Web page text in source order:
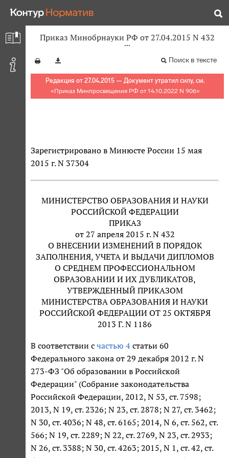
Приказ Минобрнауки РФ от 27.04.2015 N 432
Поиск в тексте
Редакция от 27.04.2015 — Документ утратил силу, см.
«Приказ Минпросвещения РФ от 14.10.2022 N 906»
Зарегистрировано в Минюсте России 15 мая
2015 г. N 37304
МИНИСТЕРСТВО ОБРАЗОВАНИЯ И НАУКИ
РОССИЙСКОЙ ФЕДЕРАЦИИ
ПРИКАЗ
от 27 апреля 2015 г. N 432
О ВНЕСЕНИИ ИЗМЕНЕНИЙ В ПОРЯДОК
ЗАПОЛНЕНИЯ, УЧЕТА И ВЫДАЧИ ДИПЛОМОВ
О СРЕДНЕМ ПРОФЕССИОНАЛЬНОМ
ОБРАЗОВАНИИ И ИХ ДУБЛИКАТОВ,
УТВЕРЖДЕННЫЙ ПРИКАЗОМ
МИНИСТЕРСТВА ОБРАЗОВАНИЯ И НАУКИ
РОССИЙСКОЙ ФЕДЕРАЦИИ ОТ 25 ОКТЯБРЯ
2013 Г. N 1186
В соответствии с частью 4 статьи 60
Федерального закона от 29 декабря 2012 г. N
273-ФЗ "Об образовании в Российской
Федерации" (Собрание законодательства
Российской Федерации, 2012, N 53, ст. 7598;
2013, N 19, ст. 2326; N 23, ст. 2878; N 27, ст. 3462;
N 30, ст. 4036; N 48, ст. 6165; 2014, N 6, ст. 562, ст.
566; N 19, ст. 2289; N 22, ст. 2769, N 23, ст. 2933;
N 26, ст. 3388; N 30, ст. 4263; 2015, N 1, ст. 42, ст.